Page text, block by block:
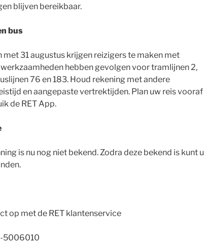
blijven bereikbaar.
bus
met 31 augustus krijgen reizigers te maken met
hebben gevolgen voor tramlijnen 2,
76 en 183. Houd rekening met andere
en aangepaste vertrektijden. Plan uw reis vooraf
de RET App.
is nu nog niet bekend. Zodra deze bekend is kunt u
op met de RET klantenservice
5006010